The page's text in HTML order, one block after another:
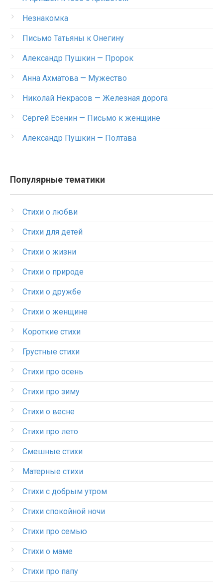
Незнакомка
Письмо Татьяны к Онегину
Александр Пушкин — Пророк
Анна Ахматова — Мужество
Николай Некрасов — Железная дорога
Сергей Есенин — Письмо к женщине
Александр Пушкин — Полтава
Популярные тематики
Стихи о любви
Стихи для детей
Стихи о жизни
Стихи о природе
Стихи о дружбе
Стихи о женщине
Короткие стихи
Грустные стихи
Стихи про осень
Стихи про зиму
Стихи о весне
Стихи про лето
Смешные стихи
Матерные стихи
Стихи с добрым утром
Стихи спокойной ночи
Стихи про семью
Стихи о маме
Стихи про папу